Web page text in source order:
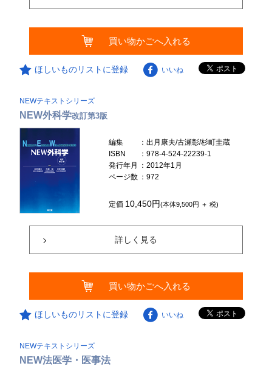
買い物かごへ入れる
ほしいものリストに登録 いいね
NEWテキストシリーズ
NEW外科学改訂第3版
編集
：出月康夫/古瀬彰/杉町圭蔵
ISBN
：978-4-524-22239-1
発行年月
：2012年1月
ページ数 ：972
定価 10,450円(本体9,500円 ＋ 税)
詳しく見る
買い物かごへ入れる
ほしいものリストに登録 いいね
NEWテキストシリーズ
NEW法医学・医事法